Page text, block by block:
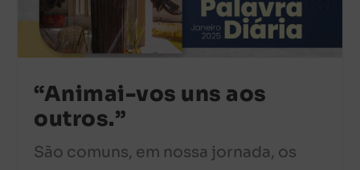
“Animai-vos uns aos
outros.”
São comuns, em nossa jornada, os